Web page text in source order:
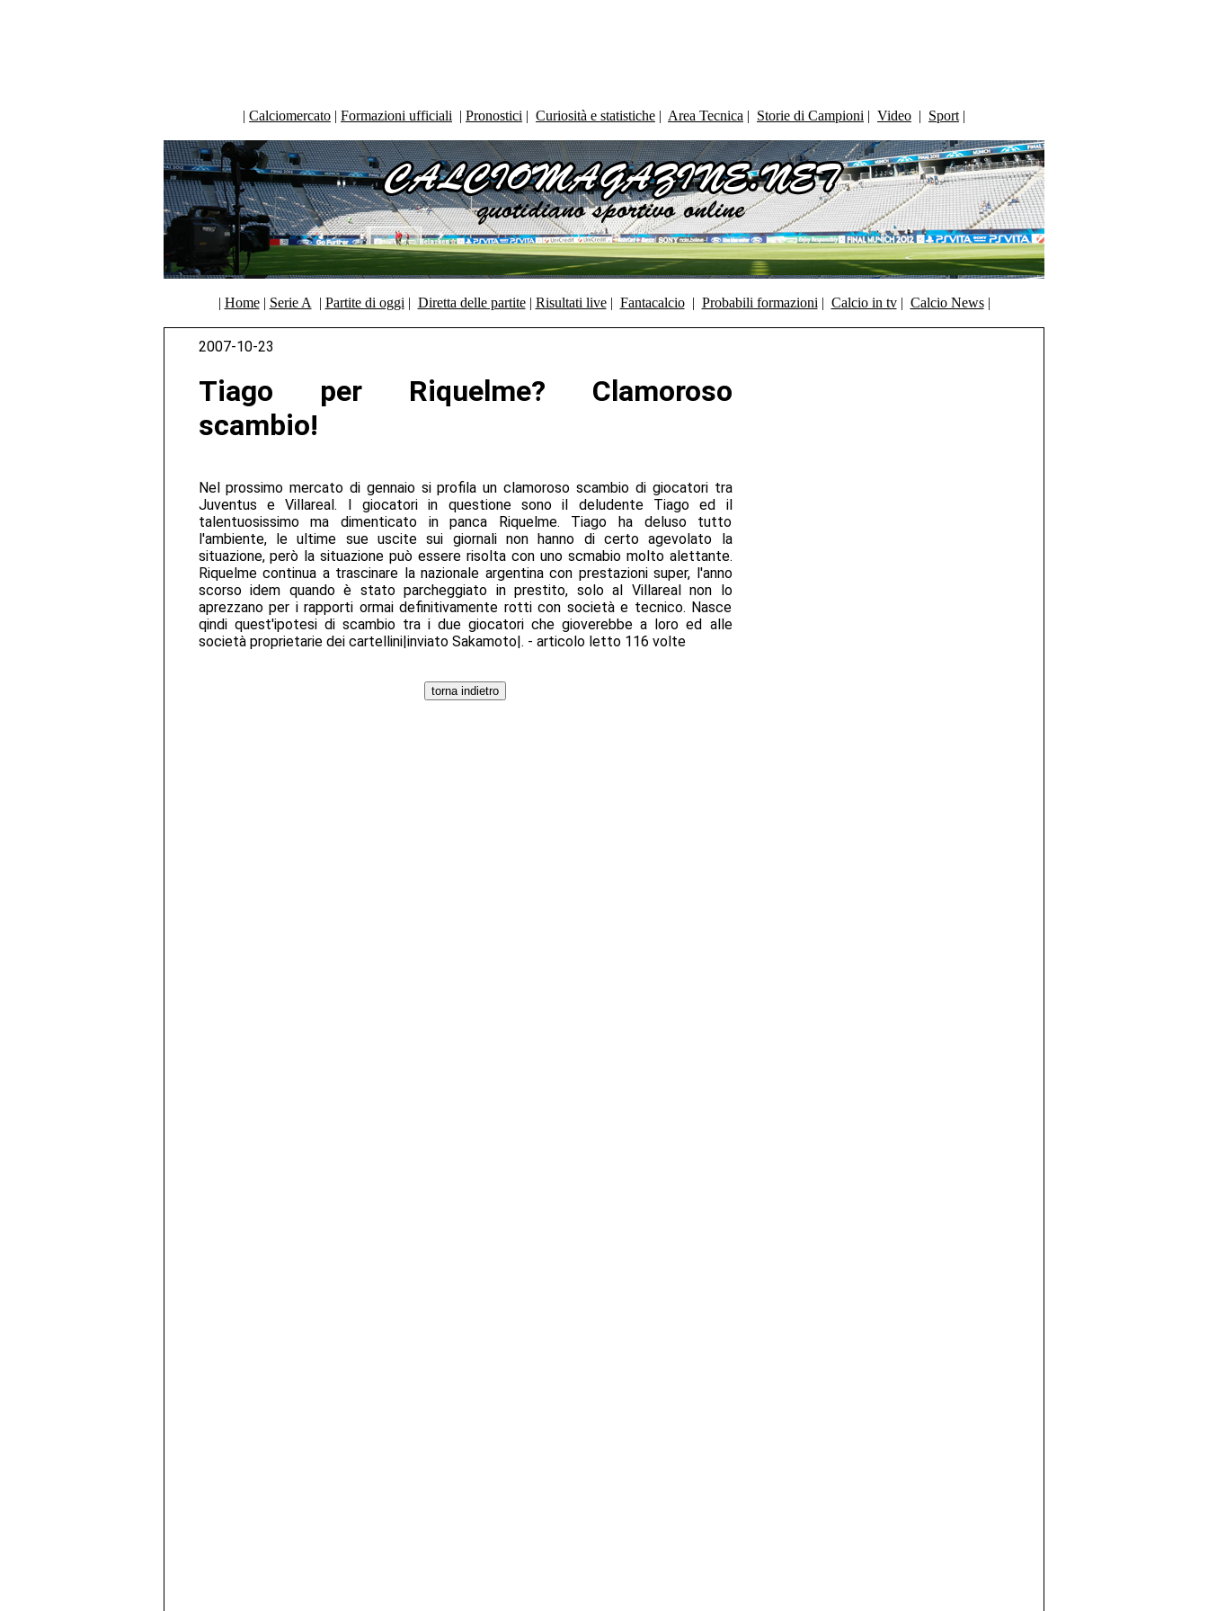
| Calciomercato | Formazioni ufficiali | Pronostici | Curiosità e statistiche | Area Tecnica | Storie di Campioni | Video | Sport |
| Home| Serie A | Partite di oggi | Diretta delle partite| Risultati live| Fantacalcio| Probabili formazioni | Calcio in tv| Calcio News|
2007-10-23
Tiago per Riquelme? Clamoroso
scambio!
Nel prossimo mercato di gennaio si profila un clamoroso scambio di giocatori tra
Juventus e Villareal. I giocatori in questione sono il deludente Tiago ed il
talentuosissimo ma dimenticato in panca Riquelme. Tiago ha deluso tutto
l'ambiente, le ultime sue uscite sui giornali non hanno di certo agevolato la
situazione, però la situazione può essere risolta con uno scmabio molto alettante.
Riquelme continua a trascinare la nazionale argentina con prestazioni super, l'anno
scorso idem quando è stato parcheggiato in prestito, solo al Villareal non lo
aprezzano per i rapporti ormai definitivamente rotti con società e tecnico. Nasce
qindi quest'ipotesi di scambio tra i due giocatori che gioverebbe a loro ed alle
società proprietarie dei cartellini|inviato Sakamoto|. - articolo letto 116 volte